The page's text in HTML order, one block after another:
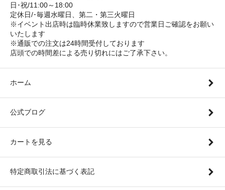
日･祝/11:00～18:00
定休日/･毎週水曜日、第二・第三火曜日
※イベント出店時は臨時休業致しますので営業日ご確認をお願い
いたします
※通販での注文は24時間受付しております
店頭での時間差による売り切れにはご了承下さい。
ホーム
公式ブログ
カートを見る
特定商取引法に基づく表記